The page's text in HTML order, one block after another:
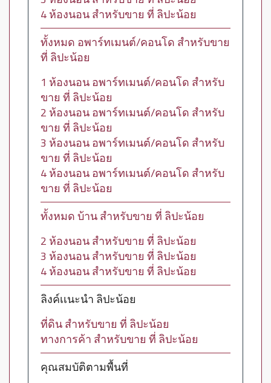
4 ห้องนอน สำหรับขาย ที่ ลิปะน้อย
ทั้งหมด อพาร์ทเมนต์/คอนโด สำหรับขาย
ที่ ลิปะน้อย
1 ห้องนอน อพาร์ทเมนต์/คอนโด สำหรับ
ขาย ที่ ลิปะน้อย
2 ห้องนอน อพาร์ทเมนต์/คอนโด สำหรับ
ขาย ที่ ลิปะน้อย
3 ห้องนอน อพาร์ทเมนต์/คอนโด สำหรับ
ขาย ที่ ลิปะน้อย
4 ห้องนอน อพาร์ทเมนต์/คอนโด สำหรับ
ขาย ที่ ลิปะน้อย
ทั้งหมด บ้าน สำหรับขาย ที่ ลิปะน้อย
2 ห้องนอน สำหรับขาย ที่ ลิปะน้อย
3 ห้องนอน สำหรับขาย ที่ ลิปะน้อย
4 ห้องนอน สำหรับขาย ที่ ลิปะน้อย
ลิงค์เเนะนำ ลิปะน้อย
ที่ดิน สำหรับขาย ที่ ลิปะน้อย
ทางการค้า สำหรับขาย ที่ ลิปะน้อย
คุณสมบัติตามพื้นที่